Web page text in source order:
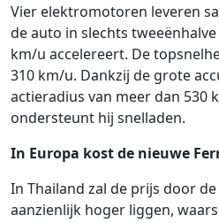
Vier elektromotoren leveren
de auto in slechts
km/u accelereert. De
310 km/u. Dankzij de grote
actieradius van meer dan 530
ondersteunt hij snelladen.
In Europa kost de nieuwe
In Thailand zal de prijs door
aanzienlijk hoger liggen,